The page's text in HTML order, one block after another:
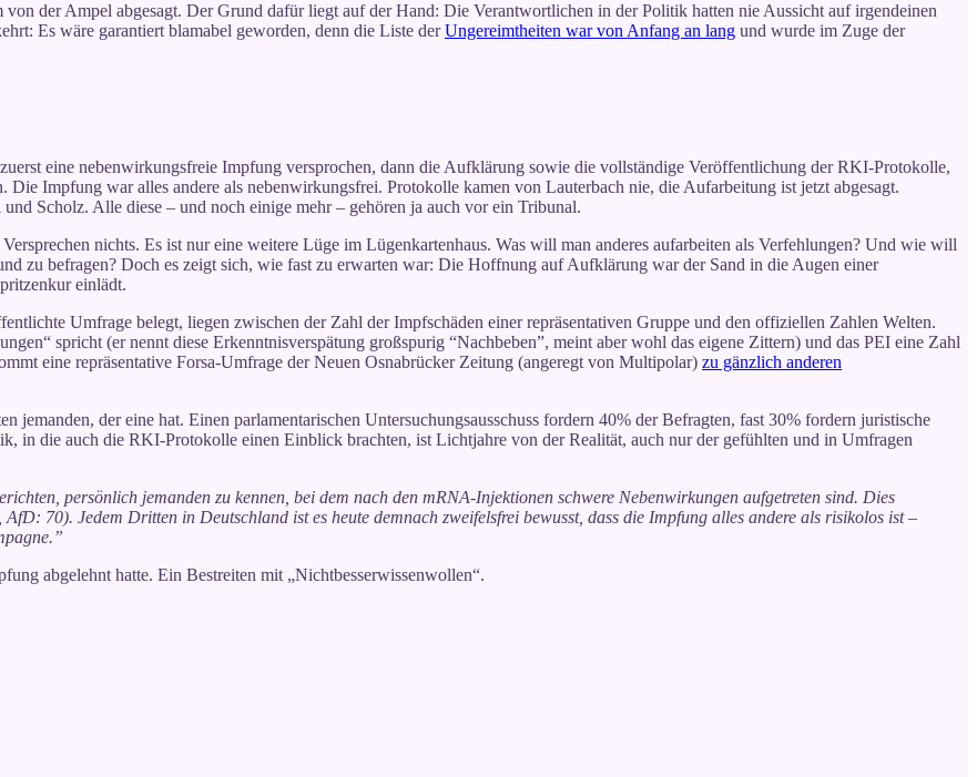
der Ampel abgesagt. Der Grund dafür liegt auf der Hand: Die Verantwortlichen in der Politik hatten nie Aussicht auf irgendeinen
Es wäre garantiert blamabel geworden, denn die Liste derUngereimtheiten war von Anfang an lang und wurde im Zuge der
eine nebenwirkungsfreie Impfung versprochen, dann die Aufklärung sowie die vollständige Veröffentlichung der RKI-Protokolle,
Die Impfung war alles andere als nebenwirkungsfrei. Protokolle kamen von Lauterbach nie, die Aufarbeitung ist jetzt abgesagt.
Scholz. Alle diese – und noch einige mehr – gehören ja auch vor ein Tribunal.
nichts. Es ist nur eine weitere Lüge im Lügenkartenhaus. Was will man anderes aufarbeiten als Verfehlungen? Und wie will
zu befragen? Doch es zeigt sich, wie fast zu erwarten war: Die Hoffnung auf Aufklärung war der Sand in die Augen einer
einlädt.
Umfrage belegt, liegen zwischen der Zahl der Impfschäden einer repräsentativen Gruppe und den offiziellen Zahlen Welten.
spricht (er nennt diese Erkenntnisverspätung großspurig “Nachbeben”, meint aber wohl das eigene Zittern) und das PEI eine Zahl
eine repräsentative Forsa-Umfrage der Neuen Osnabrücker Zeitung (angeregt von Multipolar) zu gänzlich anderen
jemanden, der eine hat. Einen parlamentarischen Untersuchungsausschuss fordern 40% der Befragten, fast 30% fordern juristische
in die auch die RKI-Protokolle einen Einblick brachten, ist Lichtjahre von der Realität, auch nur der gefühlten und in Umfragen
persönlich jemanden zu kennen, bei dem nach den mRNA-Injektionen schwere Nebenwirkungen aufgetreten sind. Dies
70). Jedem Dritten in Deutschland ist es heute demnach zweifelsfrei bewusst, dass die Impfung alles andere als risikolos ist –
abgelehnt hatte. Ein Bestreiten mit „Nichtbesserwissenwollen“.